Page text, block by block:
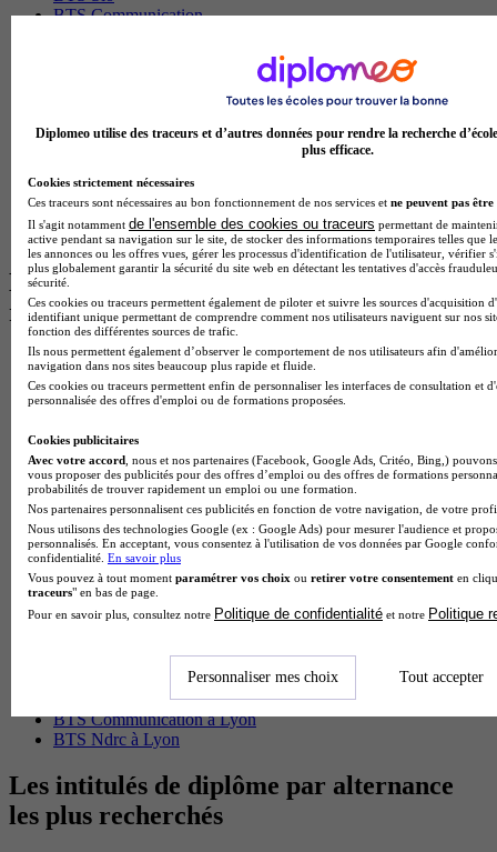
BTS Communication
Master International Business
BAC Pro Assp
Master MA
BTS Dietetique
Master Mass
Cap Cuisine
Les intitulés de diplôme par ville les plus
recherchés
Master Meef à Lille
Prépa Medecine à Paris
Licence Psychologie à Paris
Licence Psychologie à Toulouse
Master Psychologie à Lille
Master Psychologie à Montpellier
Master Psychologie à Paris
Master Meef à Lyon
Master Meef à Paris
BTS Tourisme à Bordeaux
BTS Tourisme à Lyon
BTS Tourisme à Paris
BTS Tourisme à Toulouse
Master Informatique à Paris
BTS Communication à Bordeaux
Master Psychologie à Angers
BTS Communication à Lyon
BTS Ndrc à Lyon
Les intitulés de diplôme par alternance
les plus recherchés
Diplomeo utilise des traceurs et d’autres données pour rendre la recherche
plus efficace.
Cookies strictement nécessaires
Ces traceurs sont nécessaires au bon fonctionnement de nos services et ne peuvent pas être
Il s'agit notamment de l'ensemble des cookies ou traceurs permettant de
active pendant sa navigation sur le site, de stocker des informations temporaires telles que
les annonces ou les offres vues, gérer les processus d'identification de l'utilisateur, vérifier
plus globalement garantir la sécurité du site web en détectant les tentatives d'accès
sécurité.
Ces cookies ou traceurs permettent également de piloter et suivre les sources d'acquisition
identifiant unique permettant de comprendre comment nos utilisateurs naviguent sur nos
fonction des différentes sources de trafic.
Ils nous permettent également d’observer le comportement de nos utilisateurs afin
navigation dans nos sites beaucoup plus rapide et fluide.
Ces cookies ou traceurs permettent enfin de personnaliser les interfaces de consultation et
personnalisée des offres d'emploi ou de formations proposées.
Cookies publicitaires
Avec votre accord , nous et nos partenaires (Facebook, Google Ads, Critéo, Bing,)
vous proposer des publicités pour des offres d’emploi ou des offres de formations
probabilités de trouver rapidement un emploi ou une formation.
Nos partenaires personnalisent ces publicités en fonction de votre navigation, de votre
Nous utilisons des technologies Google (ex : Google Ads) pour mesurer l'audience et
personnalisés. En acceptant, vous consentez à l'utilisation de vos données par Google
confidentialité. En savoir plus
Vous pouvez à tout moment paramétrer vos choix ou retirer votre consentement en
traceurs" en bas de page.
Pour en savoir plus, consultez notre Politique de confidentialité et notre Politique
Personnaliser mes choix Tout accepter